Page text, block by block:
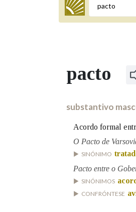
Termo a buscar
BUSCAR NOS
Remata por
Contén
pacto
substantivo
Acordo formal
O Pacto de
SINÓNIMO
Pacto entre o
SINÓNIMOS
CONFRÓNTESE